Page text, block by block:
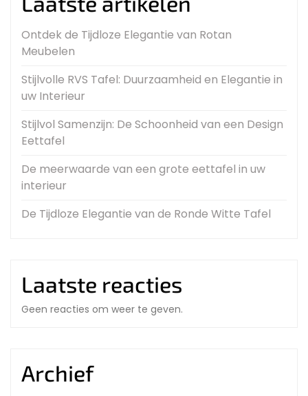
Ontdek de Tijdloze Elegantie van Rotan
Meubelen
Stijlvolle RVS Tafel: Duurzaamheid en Elegantie in
uw Interieur
Stijlvol Samenzijn: De Schoonheid van een Design
Eettafel
De meerwaarde van een grote eettafel in uw
interieur
De Tijdloze Elegantie van de Ronde Witte Tafel
Laatste reacties
Geen reacties om weer te geven.
Archief